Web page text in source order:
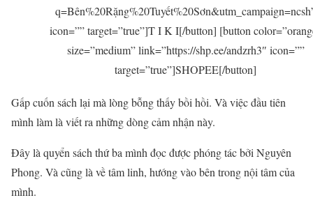
icon=”” target=”true”]T I K I[/button] [button
size=”medium” link=”https://shp.ee/andzrh3″ icon=””
target=”true”]SHOPEE[/button]
Gấp cuốn sách lại mà lòng bỗng thấy bồi hồi. Và việc đầu tiên
mình làm là viết ra những dòng cảm nhận này.
Đây là quyển sách thứ ba mình đọc được phóng tác bởi Nguyên
Phong. Và cũng là về tâm linh, hướng vào bên trong nội tâm của
mình.